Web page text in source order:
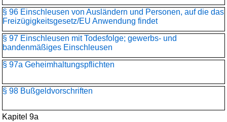
§ 96 Einschleusen von Ausländern und Personen, auf die das
Freizügigkeitsgesetz/EU Anwendung findet
§ 97 Einschleusen mit Todesfolge; gewerbs- und
bandenmäßiges Einschleusen
§ 97a Geheimhaltungspflichten
§ 98 Bußgeldvorschriften
Kapitel 9a